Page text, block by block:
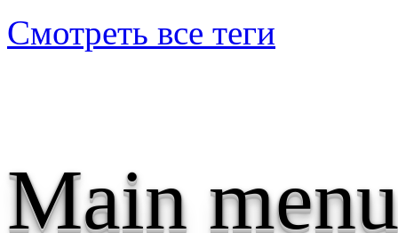
Смотреть все теги
Main